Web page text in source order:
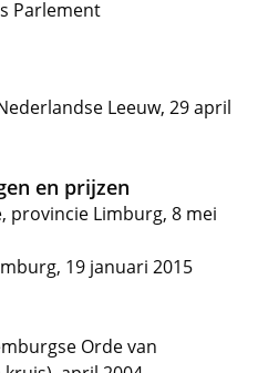
Parlement
Leeuw, 29 april
en prijzen
provincie Limburg, 8 mei
19 januari 2015
Orde van